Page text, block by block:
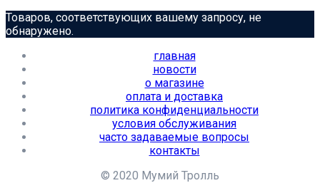
Товаров, соответствующих вашему запросу, не
обнаружено.
главная
новости
о магазине
оплата и доставка
политика конфиденциальности
условия обслуживания
часто задаваемые вопросы
контакты
© 2020 Мумий Тролль